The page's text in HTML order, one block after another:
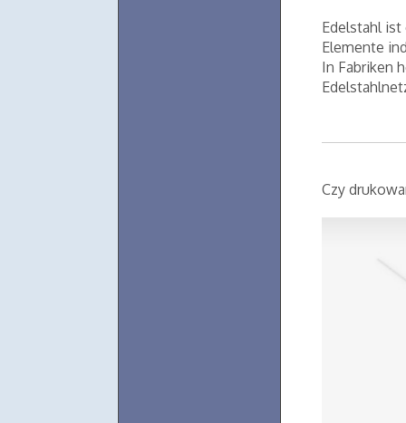
Edelstahl
Elemente
In Fabriken
Czy